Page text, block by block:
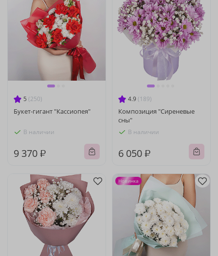
5 (250)
Букет-гигант "Кассиопея"
В наличии
9 370 ₽
4.9 (189)
Композиция "Сиреневые
сны"
В наличии
6 050 ₽
Новинка